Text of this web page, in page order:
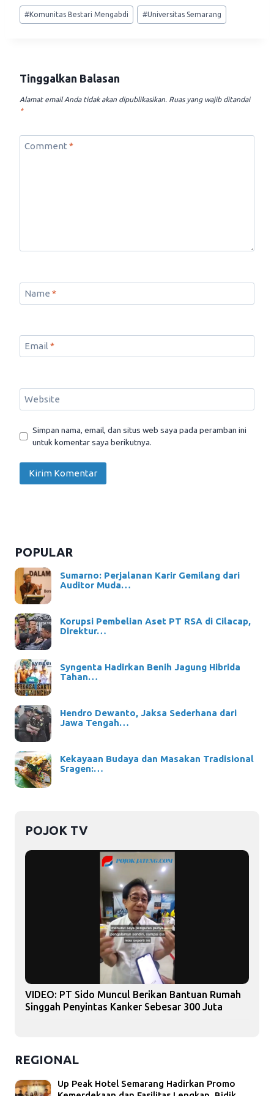
Post
Tags:
#Komunitas Bestari Mengabdi #Universitas Semarang
Tinggalkan Balasan
Alamat email Anda tidak akan dipublikasikan. Ruas yang wajib ditandai
*
Comment *
Name *
Email *
Website
Simpan nama, email, dan situs web saya pada peramban ini
untuk komentar saya berikutnya.
POPULAR
Sumarno: Perjalanan Karir Gemilang dari
Auditor Muda…
Korupsi Pembelian Aset PT RSA di Cilacap,
Direktur…
Syngenta Hadirkan Benih Jagung Hibrida
Tahan…
Hendro Dewanto, Jaksa Sederhana dari
Jawa Tengah…
Kekayaan Budaya dan Masakan Tradisional
Sragen:…
POJOK TV
VIDEO: PT Sido Muncul Berikan Bantuan Rumah
Singgah Penyintas Kanker Sebesar 300 Juta
REGIONAL
Up Peak Hotel Semarang Hadirkan Promo